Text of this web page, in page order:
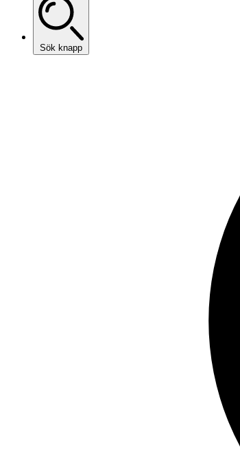
Sök knapp